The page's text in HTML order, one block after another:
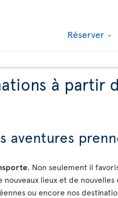
Réserver
à partir
aventures
. Non seulement il
lieux et de
ou encore nos